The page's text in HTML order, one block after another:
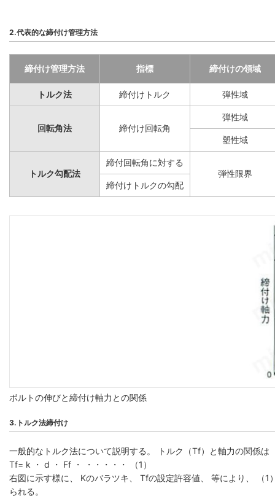
2.代表的な締付け管理方法
締付け管理方法 指標 締付けの領域
トルク法 締付けトルク 弾性域
回転角法 締付け回転角
弾性域
塑性域
トルク勾配法
締付回転角に対する
弾性限界
締付けトルクの勾配
ボルトの伸びと締付け軸力との関係
3.トルク法締付け
一般的なトルク法について説明する。 トルク（Tf）と軸力の関係は
Tf= k ・ d ・ Ff ・ ・・・・・ （1）
右図に示す様に、 Kのバラツキ、 Tfの設定許容値、 等により、 （1
られる。